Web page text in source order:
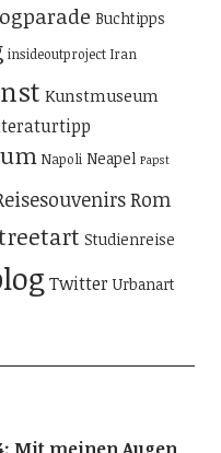
Buchtipps
insideoutproject Iran
Kunstmuseum
Napoli Neapel Papst
Rom
Studienreise
Twitter Urbanart